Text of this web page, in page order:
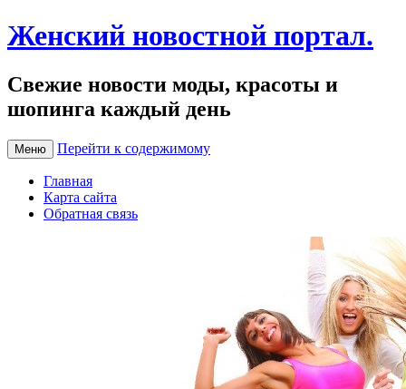
Женский новостной портал.
Свежие новости моды, красоты и
шопинга каждый день
Меню Перейти к содержимому
Главная
Карта сайта
Обратная связь